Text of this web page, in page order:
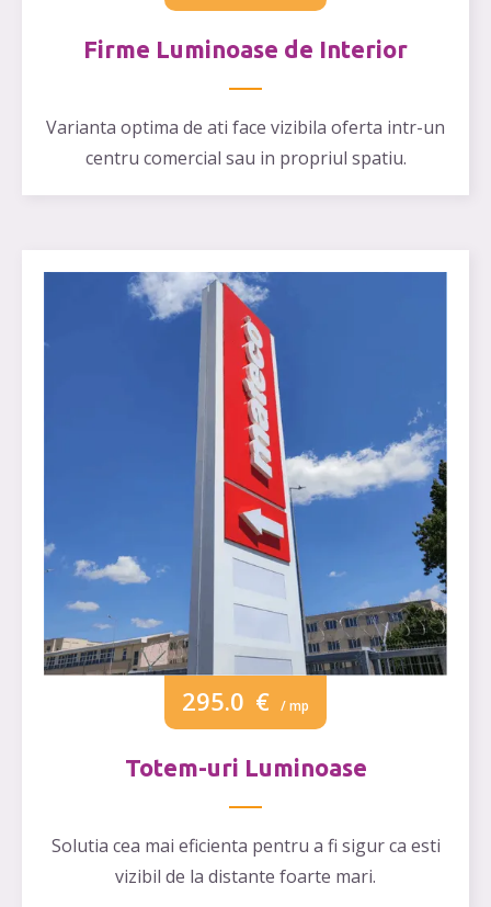
Firme Luminoase de Interior
Varianta optima de ati face vizibila oferta intr-un
centru comercial sau in propriul spatiu.
295.0 € / mp
Totem-uri Luminoase
Solutia cea mai eficienta pentru a fi sigur ca esti
vizibil de la distante foarte mari.